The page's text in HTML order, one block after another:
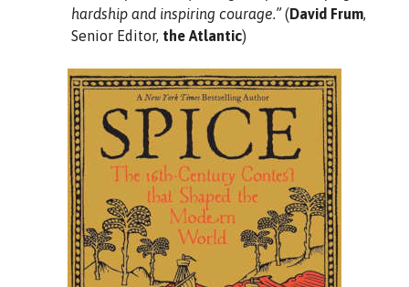
hardship and inspiring courage.”(David Frum,
Senior Editor, the Atlantic)